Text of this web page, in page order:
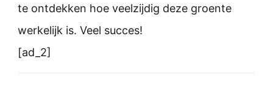
te ontdekken hoe veelzijdig deze groente
werkelijk is. Veel succes!
[ad_2]